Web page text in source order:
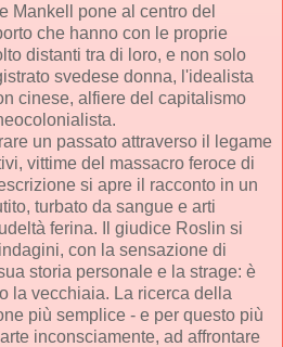
Mankell pone al centro del
che hanno con le proprie
distanti tra di loro, e non solo
svedese donna, l'idealista
cinese, alfiere del capitalismo
un passato attraverso il legame
vittime del massacro feroce di
si apre il racconto in un
turbato da sangue e arti
ferina. Il giudice Roslin si
con la sensazione di
storia personale e la strage: è
la vecchiaia. La ricerca della
più semplice - e per questo più
inconsciamente, ad affrontare